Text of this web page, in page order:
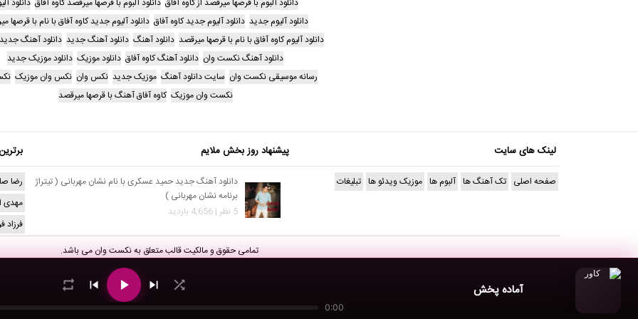
دانلود آلیوم جدید دانلود آلیوم جدید کاوه آفاق دانلود آلیوم جدید کاوه آفاق با نام با قرصها
دانلود آلیوم کاوه آفاق با نام با قرصها میرقصد دانلود آهنگ دانلود آهنگ جدید دانلود آهنگ
دانلود آهنگ نکست وان دانلود آهنگ کاوه آفاق دانلود موزیک دانلود موزیک جدید
رسانه موسیقی نکست وان سایت دانلود آهنگ موزیک جدید نکس وان نکس وان موزیک
نکست وان موزیک کاوه آفاق آهنگ با قرصها میرقصد
آماده پخش
0:00
لینک های سایت
صفحه اصلی تک آهنگ ها آلبوم ها موزیک ویدئو ها تبلیغات
پیشنهاد روز بخش ملایم
دانلود آهنگ جدید حمید عسکری با نام نشان مهربانی ( تیتراژ
برنامه نشان مهربانی )
5 نظر | 4,656 بازدید
رضا
مهدی
فرزاد
تمامی حقوق و مالکیت قالب متعلق بهنکست وانمی باشد.